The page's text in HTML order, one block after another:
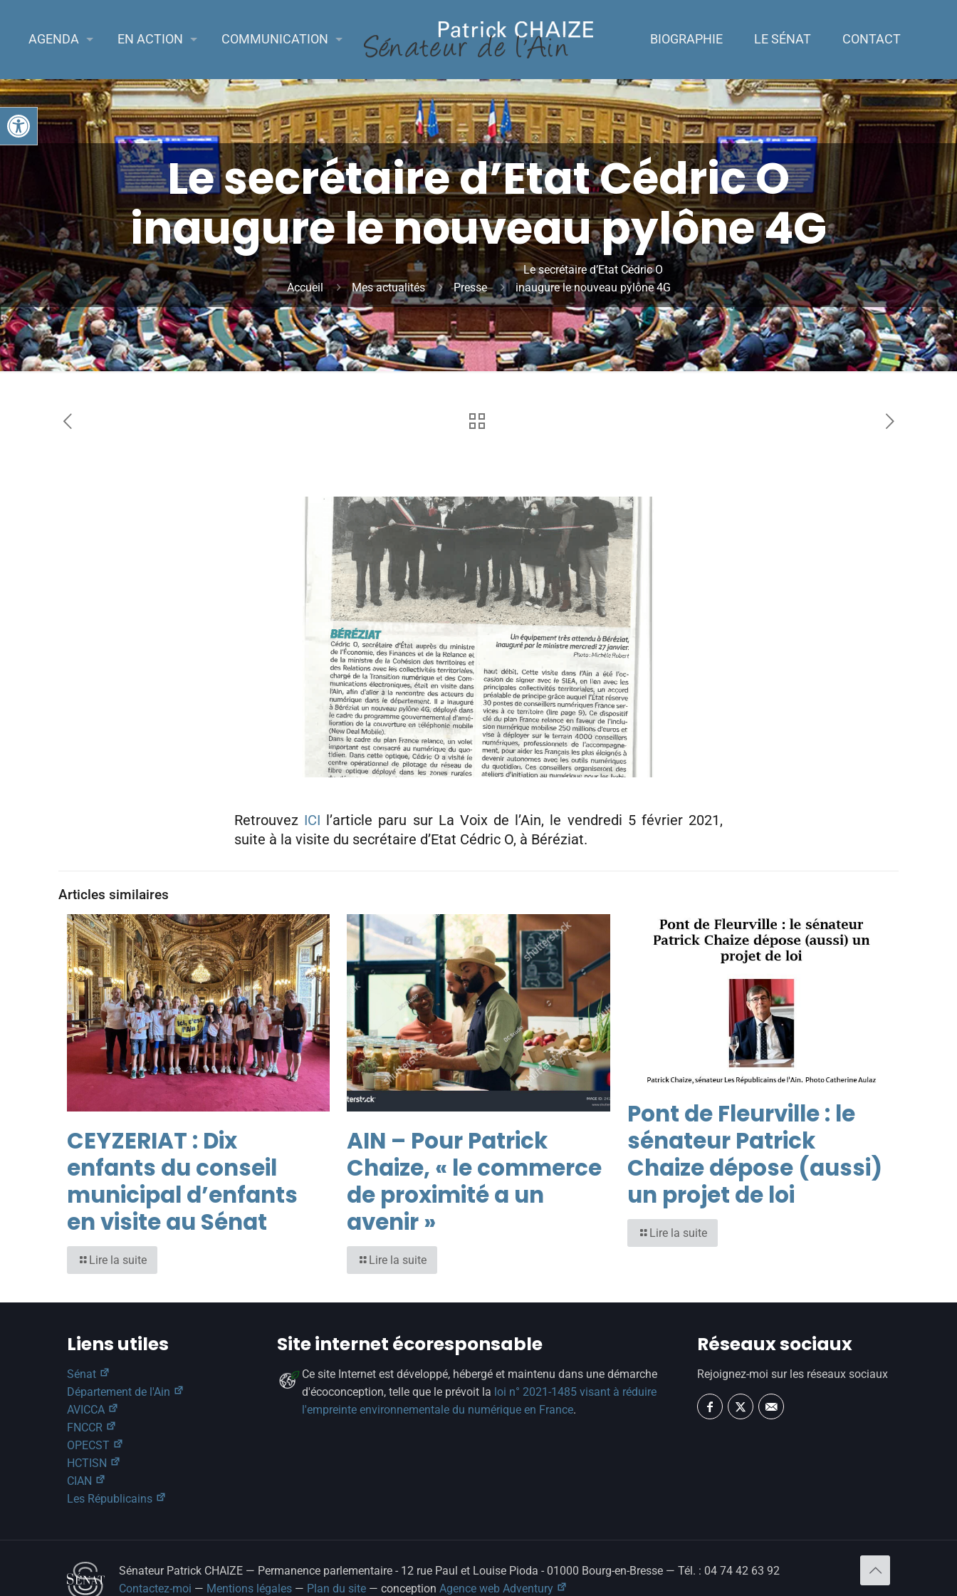
Ouvrir la barre d’outils
AGENDA EN ACTION COMMUNICATION BIOGRAPHIE LE SÉNAT CONTACT
Le secrétaire d’Etat Cédric O
inaugure le nouveau pylône 4G
Accueil Mes actualités Presse
Le secrétaire d’Etat Cédric O
inaugure le nouveau pylône 4G
Retrouvez ICI l’article paru sur La Voix de l’Ain, le vendredi 5 février 2021,
suite à la visite du secrétaire d’Etat Cédric O, à Béréziat.
Articles similaires
CEYZERIAT : Dix
enfants du conseil
municipal d’enfants
en visite au Sénat
Lire la suite
AIN – Pour Patrick
Chaize, « le commerce
de proximité a un
avenir »
Lire la suite
Pont de Fleurville : le
sénateur Patrick
Chaize dépose (aussi)
un projet de loi
Lire la suite
Liens utiles
Sénat
Département de l'Ain
AVICCA
FNCCR
OPECST
HCTISN
CIAN
Les Républicains
Site internet écoresponsable
Ce site Internet est développé, hébergé et maintenu dans une démarche
d'écoconception, telle que le prévoit la loi n° 2021-1485 visant à réduire
l'empreinte environnementale du numérique en France.
Réseaux sociaux
Rejoignez-moi sur les réseaux sociaux
Sénateur Patrick CHAIZE — Permanence parlementaire - 12 rue Paul et Louise Pioda - 01000 Bourg-en-Bresse — Tél. : 04 74 42 63 92
Contactez-moi — Mentions légales — Plan du site — conception Agence web Adventury